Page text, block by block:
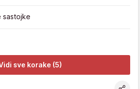
sastojke
sve korake (5)